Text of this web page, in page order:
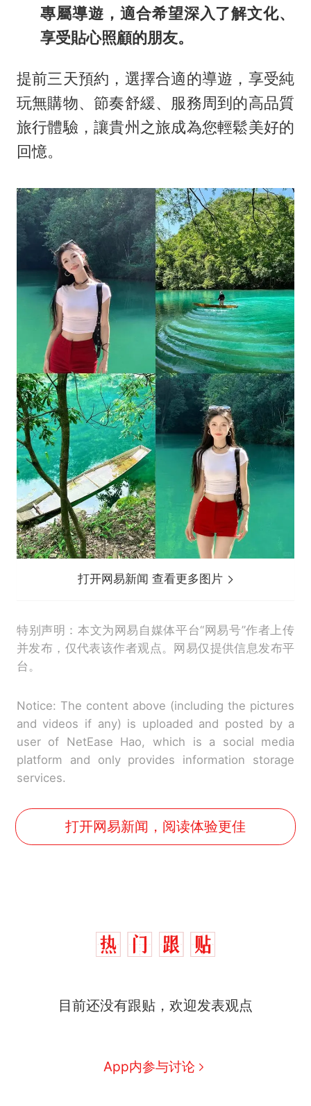
專屬導遊，適合希望深入了解文化、
享受貼心照顧的朋友。
提前三天預約，選擇合適的導遊，享受純
玩無購物、節奏舒緩、服務周到的高品質
旅行體驗，讓貴州之旅成為您輕鬆美好的
回憶。
打开网易新闻 查看更多图片
特别声明：本文为网易自媒体平台“网易号”作者上传
并发布，仅代表该作者观点。网易仅提供信息发布平
台。
Notice: The content above (including the pictures
and videos if any) is uploaded and posted by a
user of NetEase Hao, which is a social media
platform and only provides information storage
services.
打开网易新闻，阅读体验更佳
目前还没有跟贴，欢迎发表观点
App内参与讨论
人生
新 制裁瓜子饺子，美国怕什